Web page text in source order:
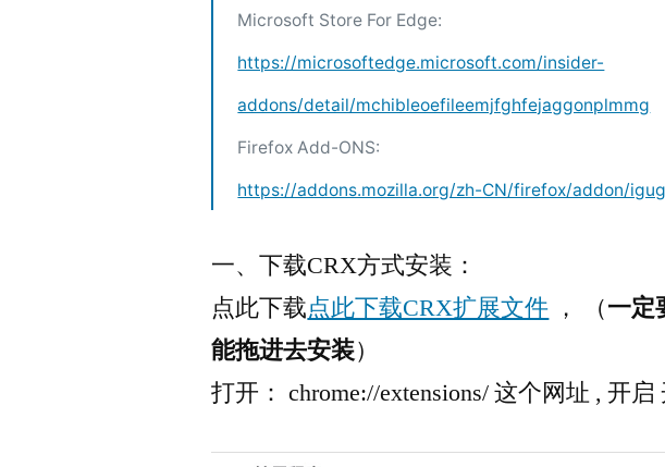
Microsoft Store For Edge:
https://microsoftedge.microsoft.com/insider-
addons/detail/mchibleoefileemjfghfejaggonplmmg
Firefox Add-ONS:
https://addons.mozilla.org/zh-CN/firefox/addon/
一、下载CRX方式安装：
点此下载点此下载CRX扩展文件 ， （一定
能拖进去安装）
打开： chrome://extensions/ 这个网址 , 开启